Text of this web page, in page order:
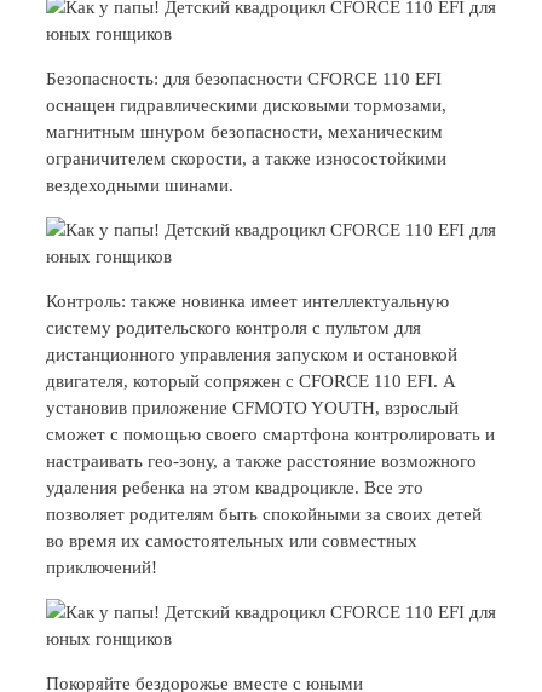
Безопасность: для безопасности CFORCE 110 EFI
оснащен гидравлическими дисковыми тормозами,
магнитным шнуром безопасности, механическим
ограничителем скорости, а также износостойкими
вездеходными шинами.
Контроль: также новинка имеет интеллектуальную
систему родительского контроля с пультом для
дистанционного управления запуском и остановкой
двигателя, который сопряжен с CFORCE 110 EFI. А
установив приложение CFMOTO YOUTH, взрослый
сможет с помощью своего смартфона контролировать и
настраивать гео-зону, а также расстояние возможного
удаления ребенка на этом квадроцикле. Все это
позволяет родителям быть спокойными за своих детей
во время их самостоятельных или совместных
приключений!
Покоряйте бездорожье вместе с юными